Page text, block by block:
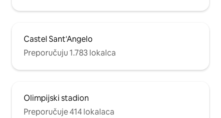
Castel Sant'Angelo
Preporučuju 1.783 lokalca
Olimpijski stadion
Preporučuje 414 lokalaca